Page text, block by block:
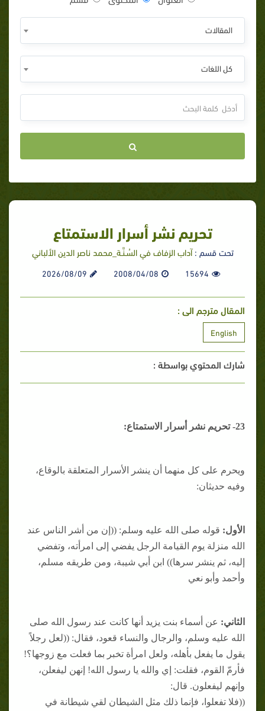
المقالات
كل اللغات
تحريم نشر أسرار الاستمتاع
تحت قسم :آداب الزفاف في السُـنَّـة_محمد ناصر الدين الألباني
15694
2008/04/08
2026/08/09
المقال مترجم الى :
English
شارك المحتوي بواسطة :
23- تحريم نشر أسرار الاستمتاع:
ويحرم على كل منهما أن ينشر الأسرار المتعلقة بالوقاع،
وفيه حديثان:
الأول: قوله صلى الله عليه وسلم: ((إن من أشر الناس عند
الله منزلة يوم القيامة الرجل يفضي إلى امرأته، وتفضي
إليه، ثم ينشر سرها)) ابن أبي شيبة، ومن طريقه مسلم،
وأحمد وأبو نعي
الثاني: عن أسماء بنت يزيد أنها كانت عند رسول الله صلى
الله عليه وسلم، والرجال والنساء قعود، فقال: ((لعل رجلاً
يقول ما يفعل بأهله، ولعل امرأة تخبر بما فعلت مع زوجها؟!
فأرمّ القوم، فقلت: إي والله يا رسول الله! إنهن ليفعلن،
وإنهم ليفعلون. قال:
((فلا تفعلوا، فإنما ذلك مثل الشيطان لقي شيطانة في